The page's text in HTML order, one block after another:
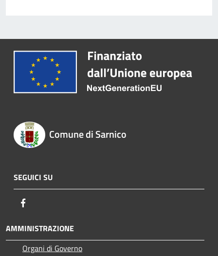
Comune di Sarnico
SEGUICI SU
AMMINISTRAZIONE
Organi di Governo